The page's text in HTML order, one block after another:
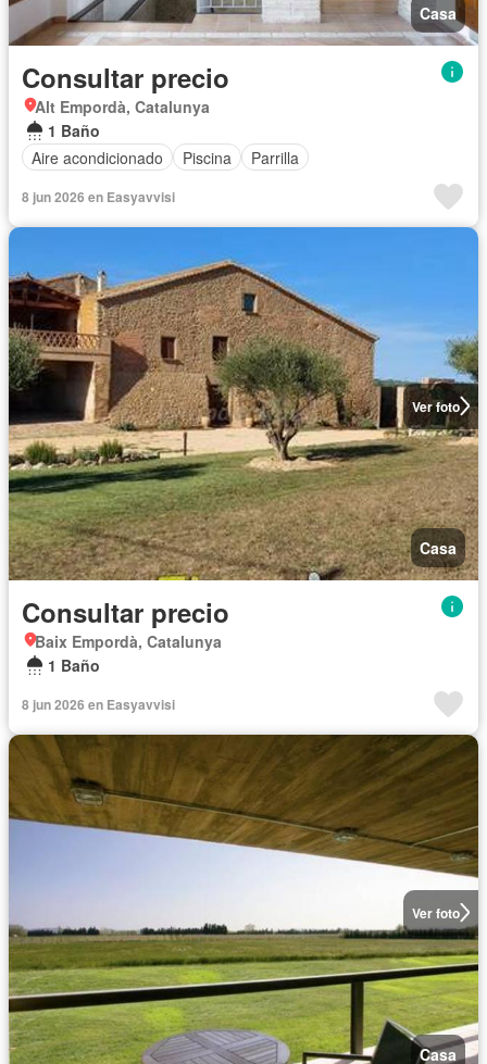
Casa
Consultar precio
Alt Empordà, Catalunya
1 Baño
Aire acondicionado
Piscina Parrilla
8 jun 2026 en Easyavvisi
Ver foto
Casa
Consultar precio
Baix Empordà, Catalunya
1 Baño
8 jun 2026 en Easyavvisi
Ver foto
Casa